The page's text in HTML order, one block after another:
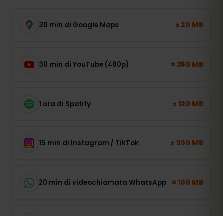
30 min di Google Maps ± 20 MB
30 min di YouTube (480p) ± 250 MB
1 ora di Spotify ± 120 MB
15 min di Instagram / TikTok ± 300 MB
20 min di videochiamata WhatsApp ± 100 MB